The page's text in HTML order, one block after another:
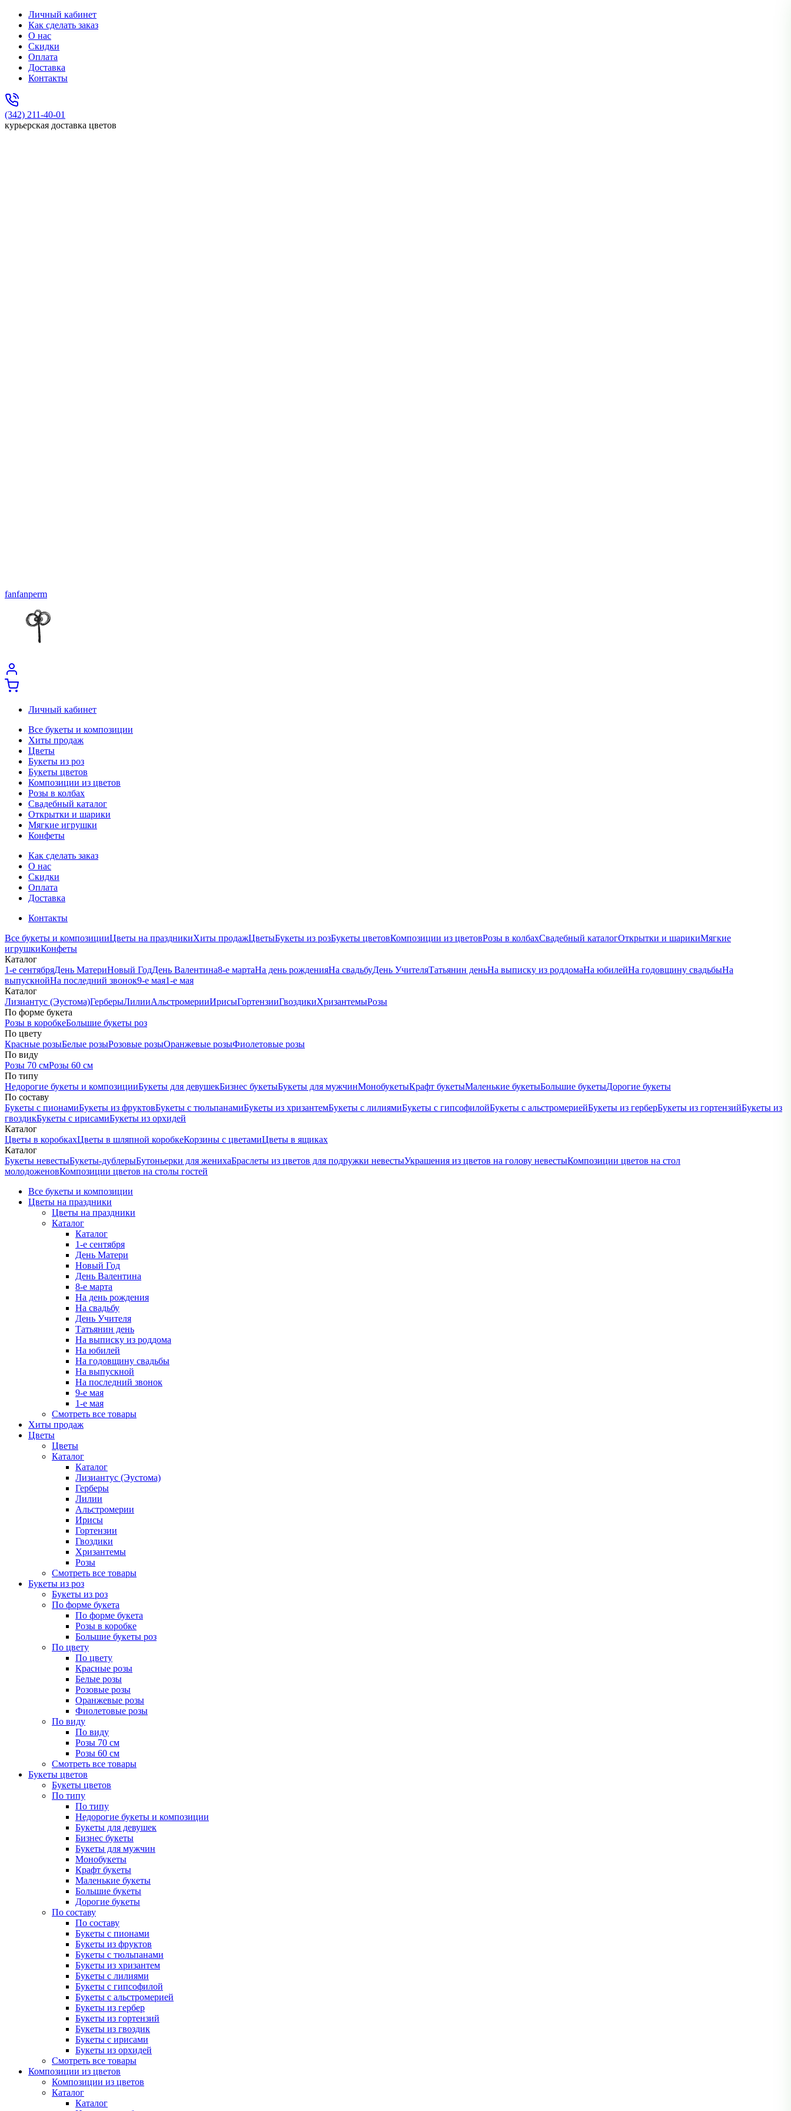
Личный кабинет
Как сделать заказ
О нас
Скидки
Оплата
Доставка
Контакты
(342) 211-40-01
курьерская доставка цветов
fanfanperm
Личный кабинет
Все букеты и композиции
Хиты продаж
Цветы
Букеты из роз
Букеты цветов
Композиции из цветов
Розы в колбах
Свадебный каталог
Открытки и шарики
Мягкие игрушки
Конфеты
Как сделать заказ
О нас
Скидки
Оплата
Доставка
Контакты
Все букеты и композицииЦветы на праздникиХиты продажЦветыБукеты из розБукеты цветовКомпозиции из цветовРозы в колбахСвадебный каталогОткрытки и шарикиМягкие
игрушкиКонфеты
Каталог
1-е сентябряДень МатериНовый ГодДень Валентина8-е мартаНа день рожденияНа свадьбуДень УчителяТатьянин деньНа выписку из роддомаНа юбилейНа годовщину свадьбыНа
выпускнойНа последний звонок9-е мая1-е мая
Каталог
Лизиантус (Эустома)ГерберыЛилииАльстромерииИрисыГортензииГвоздикиХризантемыРозы
По форме букета
Розы в коробкеБольшие букеты роз
По цвету
Красные розыБелые розыРозовые розыОранжевые розыФиолетовые розы
По виду
Розы 70 смРозы 60 см
По типу
Недорогие букеты и композицииБукеты для девушекБизнес букетыБукеты для мужчинМонобукетыКрафт букетыМаленькие букетыБольшие букетыДорогие букеты
По составу
Букеты с пионамиБукеты из фруктовБукеты с тюльпанамиБукеты из хризантемБукеты с лилиямиБукеты с гипсофилойБукеты с альстромериейБукеты из герберБукеты из гортензийБукеты из
гвоздикБукеты с ирисамиБукеты из орхидей
Каталог
Цветы в коробкахЦветы в шляпной коробкеКорзины с цветамиЦветы в ящиках
Каталог
Букеты невестыБукеты-дублерыБутоньерки для женихаБраслеты из цветов для подружки невестыУкрашения из цветов на голову невестыКомпозиции цветов на стол
молодоженовКомпозиции цветов на столы гостей
Все букеты и композиции
Цветы на праздники
Цветы на праздники
Каталог
Каталог
1-е сентября
День Матери
Новый Год
День Валентина
8-е марта
На день рождения
На свадьбу
День Учителя
Татьянин день
На выписку из роддома
На юбилей
На годовщину свадьбы
На выпускной
На последний звонок
9-е мая
1-е мая
Смотреть все товары
Хиты продаж
Цветы
Цветы
Каталог
Каталог
Лизиантус (Эустома)
Герберы
Лилии
Альстромерии
Ирисы
Гортензии
Гвоздики
Хризантемы
Розы
Смотреть все товары
Букеты из роз
Букеты из роз
По форме букета
По форме букета
Розы в коробке
Большие букеты роз
По цвету
По цвету
Красные розы
Белые розы
Розовые розы
Оранжевые розы
Фиолетовые розы
По виду
По виду
Розы 70 см
Розы 60 см
Смотреть все товары
Букеты цветов
Букеты цветов
По типу
По типу
Недорогие букеты и композиции
Букеты для девушек
Бизнес букеты
Букеты для мужчин
Монобукеты
Крафт букеты
Маленькие букеты
Большие букеты
Дорогие букеты
По составу
По составу
Букеты с пионами
Букеты из фруктов
Букеты с тюльпанами
Букеты из хризантем
Букеты с лилиями
Букеты с гипсофилой
Букеты с альстромерией
Букеты из гербер
Букеты из гортензий
Букеты из гвоздик
Букеты с ирисами
Букеты из орхидей
Смотреть все товары
Композиции из цветов
Композиции из цветов
Каталог
Каталог